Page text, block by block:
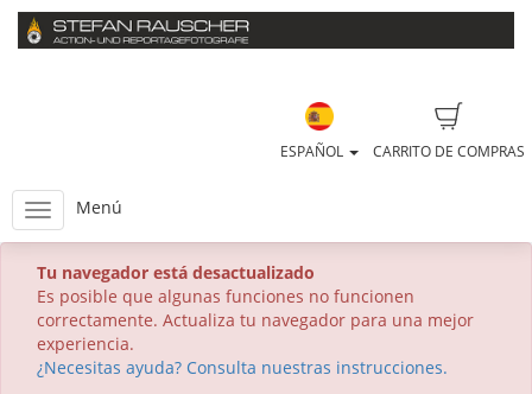
CARRITO DE COMPRAS
ESPAÑOL
Menú
Tu navegador está desactualizado
Es posible que algunas funciones no funcionen
correctamente. Actualiza tu navegador para una mejor
experiencia.
¿Necesitas ayuda? Consulta nuestras instrucciones.